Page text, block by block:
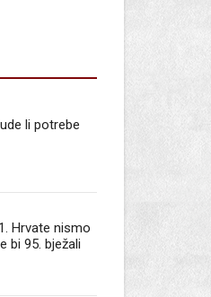
li potrebe
Hrvate nismo
bi 95. bježali